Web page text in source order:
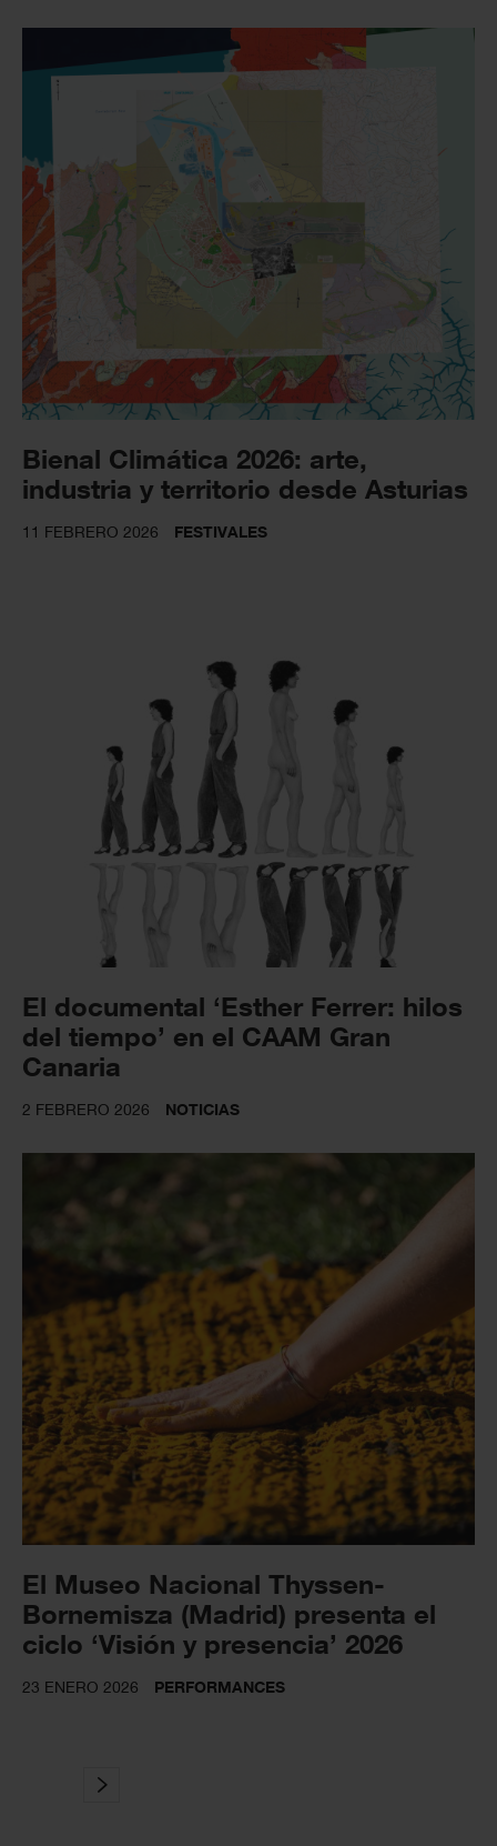
Bienal Climática 2026: arte,
industria y territorio desde Asturias
11 FEBRERO 2026 FESTIVALES
El documental ‘Esther Ferrer: hilos
del tiempo’ en el CAAM Gran
Canaria
2 FEBRERO 2026 NOTICIAS
El Museo Nacional Thyssen-
Bornemisza (Madrid) presenta el
ciclo ‘Visión y presencia’ 2026
23 ENERO 2026 PERFORMANCES